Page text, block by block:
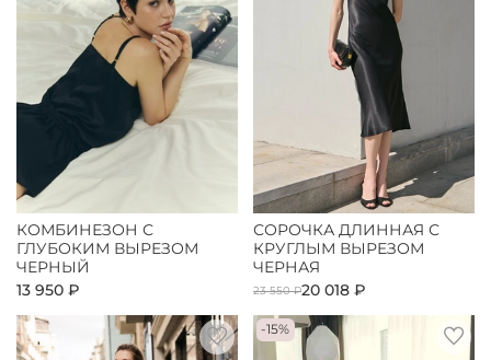
КОМБИНЕЗОН С
ГЛУБОКИМ ВЫРЕЗОМ
ЧЕРНЫЙ
13 950 ₽
СОРОЧКА ДЛИННАЯ С
КРУГЛЫМ ВЫРЕЗОМ
ЧЕРНАЯ
23 550 ₽20 018 ₽
-15%